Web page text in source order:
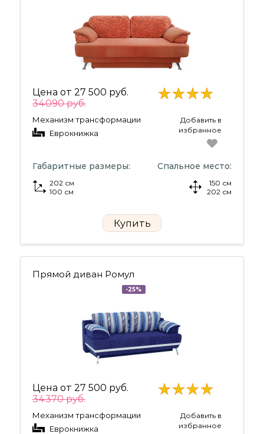
Цена от 27 500 руб.
34090 руб.
Механизм трансформации
Еврокнижка
Добавить в
избранное
Габаритные размеры:
202 см
100 см
Спальное место:
150 см
202 см
Купить
Прямой диван Ромул
-25%
Цена от 27 500 руб.
34370 руб.
Механизм трансформации
Еврокнижка
Добавить в
избранное